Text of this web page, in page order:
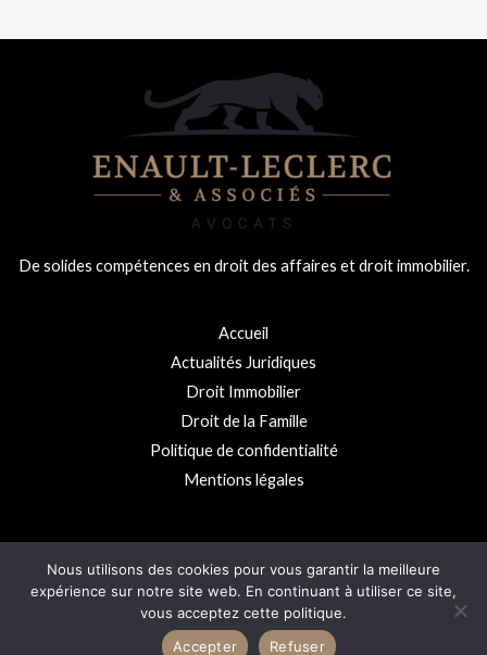
De solides compétences en droit des affaires et droit immobilier.
Accueil
Actualités Juridiques
Droit Immobilier
Droit de la Famille
Politique de confidentialité
Mentions légales
Copyright © 2026 Cabinet Enault-Leclerc
Nous utilisons des cookies pour vous garantir la meilleure
expérience sur notre site web. En continuant à utiliser ce site,
vous acceptez cette politique.
Accepter
Refuser